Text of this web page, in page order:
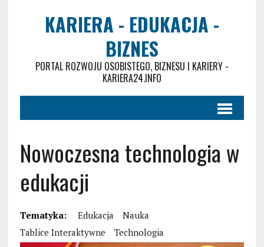
KARIERA - EDUKACJA -
BIZNES
PORTAL ROZWOJU OSOBISTEGO, BIZNESU I KARIERY -
KARIERA24.INFO
Nowoczesna technologia w
edukacji
Tematyka: Edukacja
Nauka
Tablice Interaktywne
Technologia